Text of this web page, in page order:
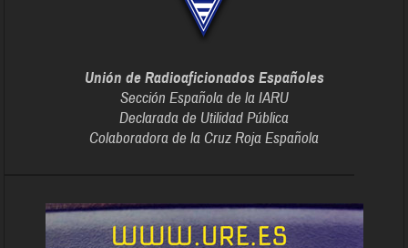
Unión de Radioaficionados Españoles
Sección Española de la IARU
Declarada de Utilidad Pública
Colaboradora de la Cruz Roja Española